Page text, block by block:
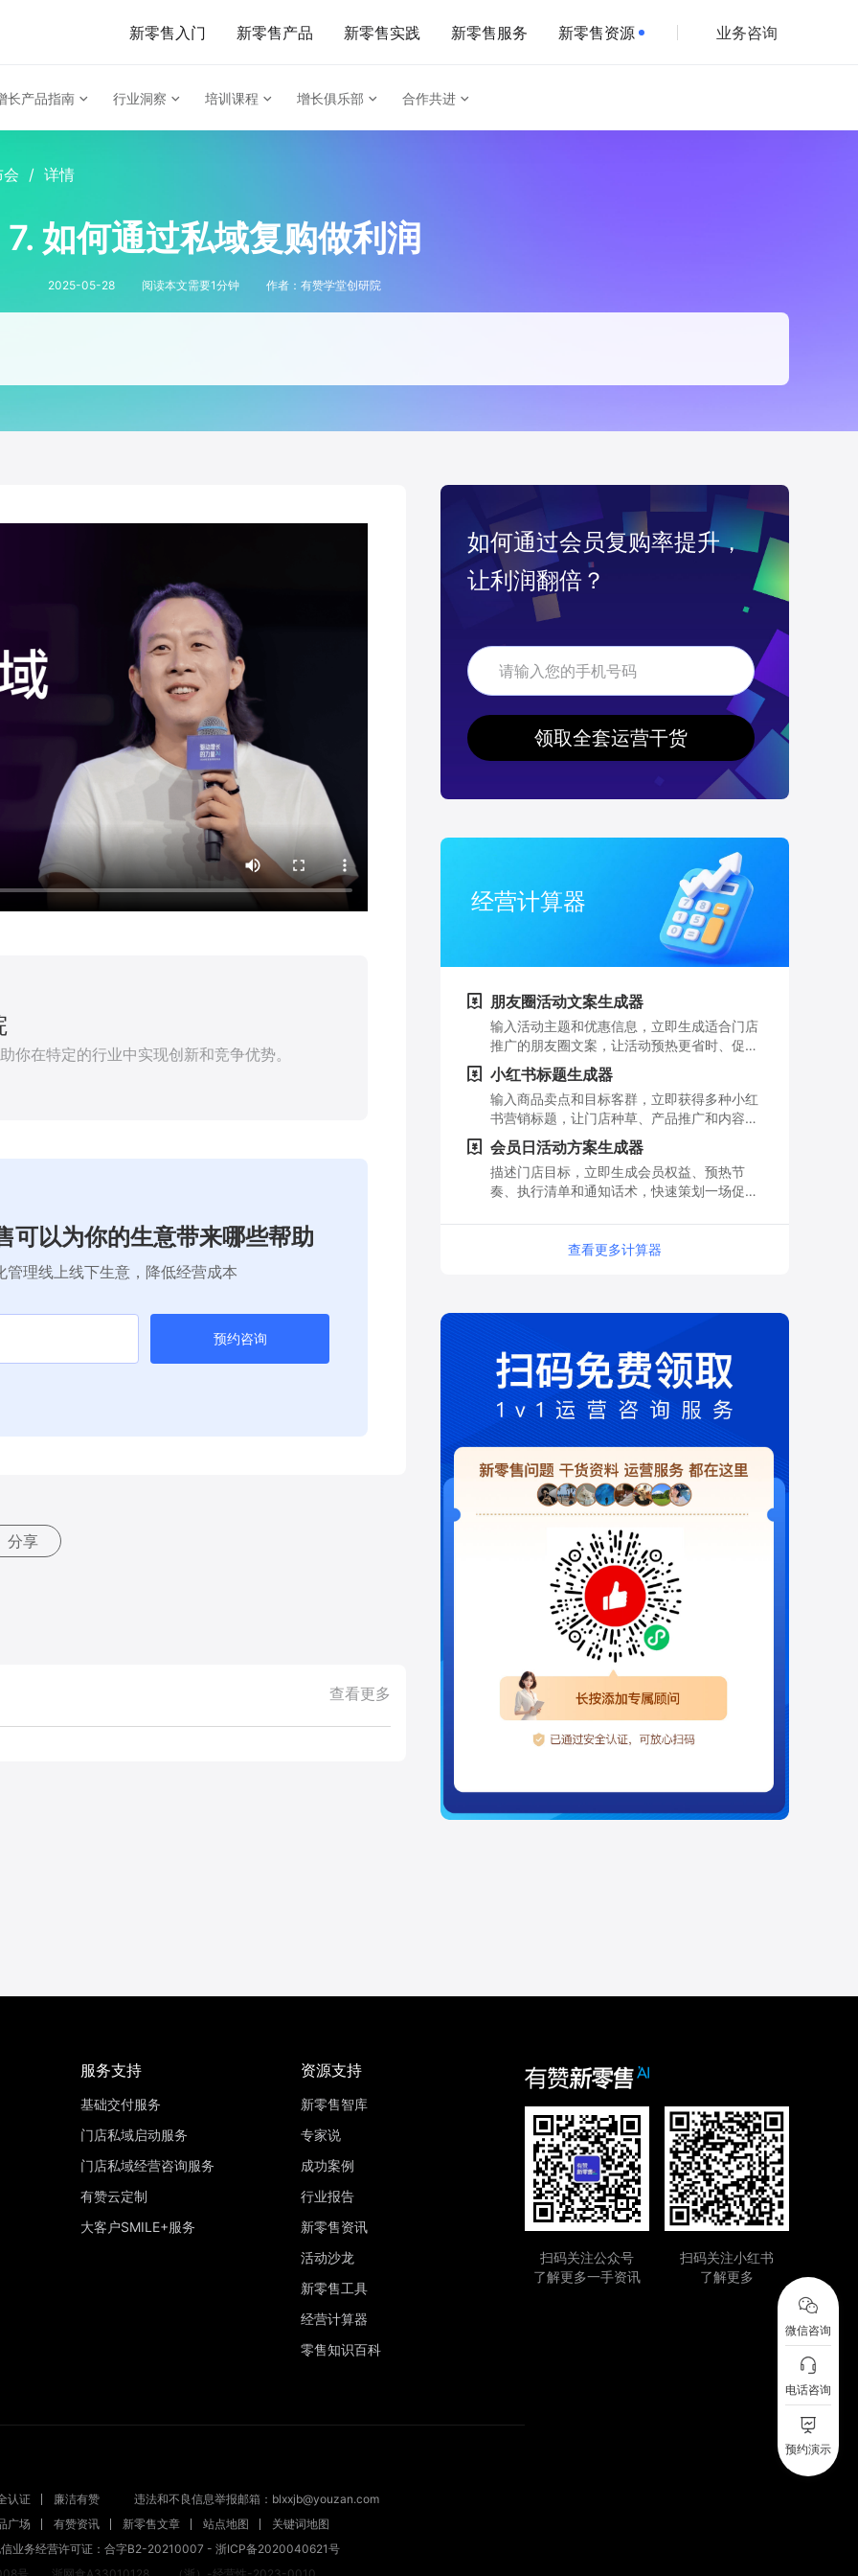
新零售入门 新零售产品 新零售实践 新零售服务 新零售资源 业务咨询
长产品指南 行业洞察 培训课程 增长俱乐部 合作共进
/ 详情
7. 如何通过私域复购做利润
2025-05-28 阅读本文需要1分钟 作者： 有赞学堂创研院
你在特定的行业中实现创新和竞争优势。
可以为你的生意带来哪些帮助
理线上线下生意，降低经营成本
预约咨询
分享
查看更多
如何通过会员复购率提升，
让利润翻倍？
领取全套运营干货
经营计算器
朋友圈活动文案生成器
输入活动主题和优惠信息，立即生成适合门店
推广的朋友圈文案，让活动预热更省时、促销
信息更有吸引力。
小红书标题生成器
输入商品卖点和目标客群，立即获得多种小红
书营销标题，让门店种草、产品推广和内容获
客更轻松。
会员日活动方案生成器
描述门店目标，立即生成会员权益、预热节
奏、执行清单和通知话术，快速策划一场促进
查看更多计算器
服务支持
基础交付服务
门店私域启动服务
门店私域经营咨询服务
有赞云定制
大客户SMILE+服务
资源支持
新零售智库
专家说
成功案例
行业报告
新零售资讯
活动沙龙
新零售工具
经营计算器
零售知识百科
认证 廉洁有赞
违法和不良信息举报邮箱：blxxjb@youzan.com
广场
有赞资讯 新零售文章 站点地图
关键词地图
业务经营许可证：合字B2-20210007 - 浙ICP备2020040621号
扫码关注公众号
了解更多一手资讯
扫码关注小红书
了解更多
微信咨询
电话咨询
预约演示